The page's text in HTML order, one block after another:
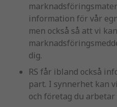
information för vår
men också så att vi
dig.
RS får ibland också
part. I synnerhet kan
och företag du